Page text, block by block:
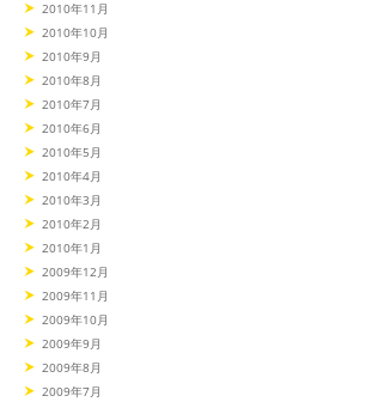
2010年11月
2010年10月
2010年9月
2010年8月
2010年7月
2010年6月
2010年5月
2010年4月
2010年3月
2010年2月
2010年1月
2009年12月
2009年11月
2009年10月
2009年9月
2009年8月
2009年7月